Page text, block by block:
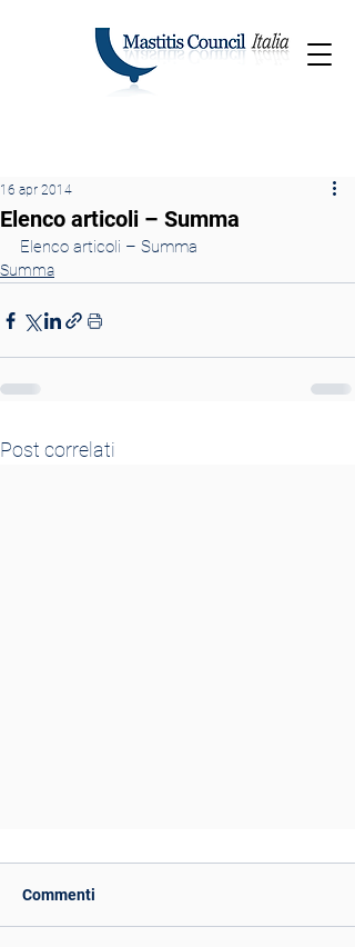
Elenco articoli – Summa
16 apr 2014
Elenco articoli – Summa
Summa
Post correlati
Speciale mastiti 2015
Commenti